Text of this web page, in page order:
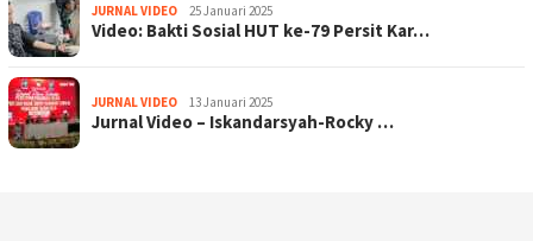
JURNAL VIDEO 25 Januari 2025
Video: Bakti Sosial HUT ke-79 Persit Kar…
JURNAL VIDEO 13 Januari 2025
Jurnal Video – Iskandarsyah-Rocky …